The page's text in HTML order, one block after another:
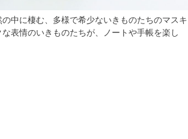
中に棲む、多様で希少ないきものたちのマスキ
表情のいきものたちが、ノートや手帳を楽し